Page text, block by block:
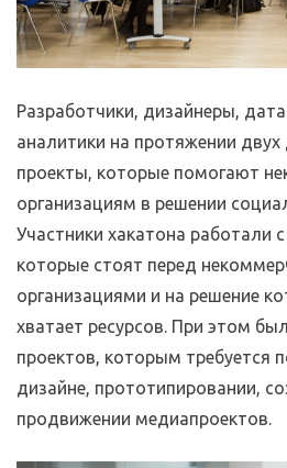
Разработчики, дизайнеры,
аналитики на протяжении
проекты, которые помогают
организациям в решении
Участники хакатона работали
которые стоят перед
организациями и на решение
хватает ресурсов. При этом
проектов, которым требуется
дизайне, прототипировании,
продвижении медиапроектов.